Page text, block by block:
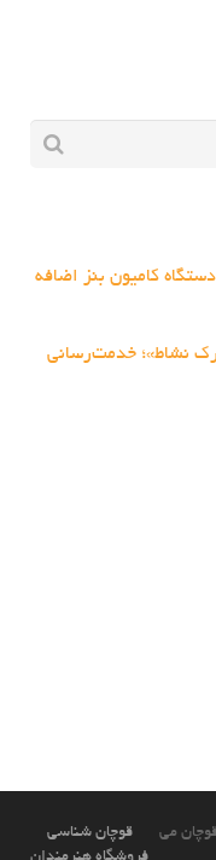
کامیون بنز اضافه
نشاط»؛ خدمت‌رسانی
قوچان شناسی
می